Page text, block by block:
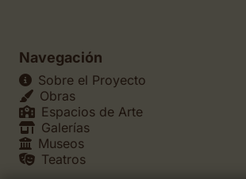
Navegación
Sobre el Proyecto
Obras
Espacios de Arte
Galerías
Museos
Teatros